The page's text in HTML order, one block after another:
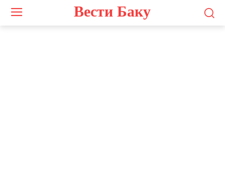
Вести Баку